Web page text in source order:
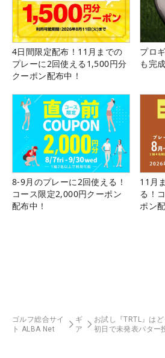
4日間限定配布！11月までの
プレーに2回使える1,500円分
クーポン配布中！
プロ
も完
8-9月のプレーに2回使える！
コース限定2,000円クーポン
配布中！
11月
る！
ポン
ゴルフ総合サイ
ト ALBA Net
ギ
ア
お試し『TRTL』は
初日で未発表パター